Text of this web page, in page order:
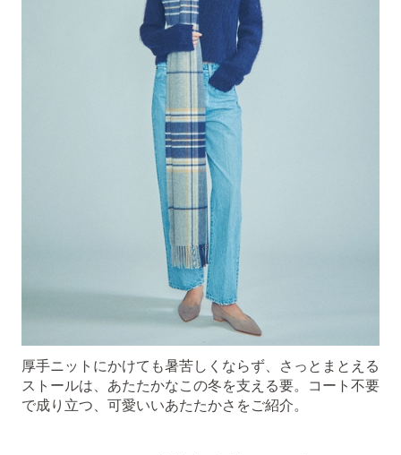
厚手ニットにかけても暑苦しくならず、さっとまとえる
ストールは、あたたかなこの冬を支える要。コート不要
で成り立つ、可愛いいあたたかさをご紹介。